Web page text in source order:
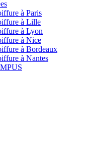
à Paris
à Lille
à Lyon
à Nice
à Bordeaux
à Nantes